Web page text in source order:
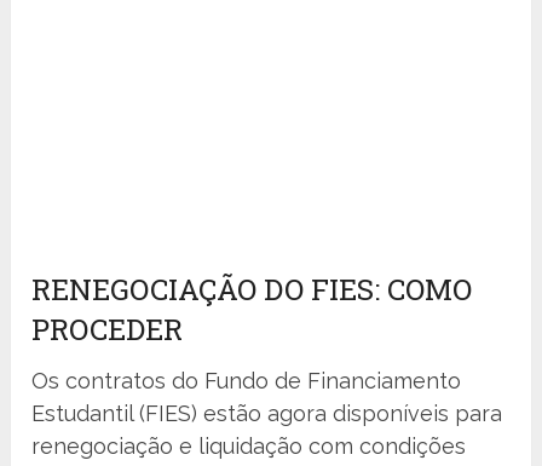
RENEGOCIAÇÃO DO FIES: COMO
PROCEDER
Os contratos do Fundo de Financiamento
Estudantil (FIES) estão agora disponíveis para
renegociação e liquidação com condições